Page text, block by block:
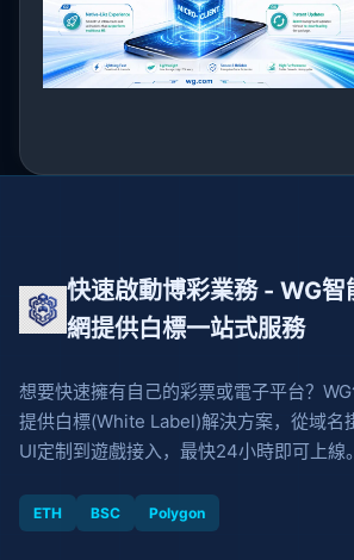
快速啟動博彩業務 - WG智
網提供白標一站式服務
想要快速擁有自己的彩票或電子平台？
提供白標(White Label)解決方案，從域名
UI定制到遊戲接入，最快24小時即可上線。
ETH BSC Polygon